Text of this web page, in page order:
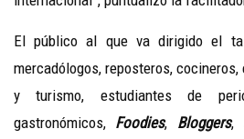
El público al que va dirigido el
mercadólogos, reposteros,
y turismo, estudiantes de
gastronómicos, Foodies, Bloggers,